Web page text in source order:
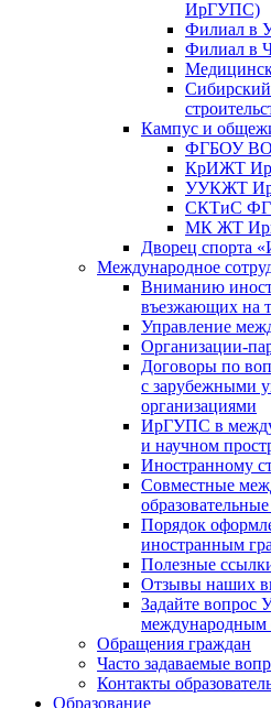
ИрГУПС)
Филиал в
Филиал в
Сибирский
Кампус и
ФГБОУ
КрИЖТ
УУКЖТ
СКТиС
МК ЖТ
Дворец спорта
Международное
Вниманию
въезжающих на
Управление
Организации-
Договоры по
с зарубежными
организациями
ИрГУПС в
и научном
Иностранному
Совместные
Порядок
иностранным
Полезные
Отзывы наших
Задайте вопрос
международным
Обращения граждан
Часто задаваемые
Контакты
Образование